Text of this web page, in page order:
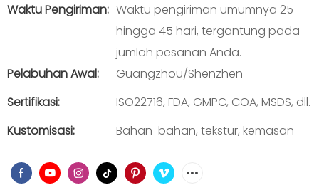
Waktu Pengiriman: Waktu pengiriman umumnya 25
hingga 45 hari, tergantung pada
jumlah pesanan Anda.
Pelabuhan Awal:
Guangzhou/Shenzhen
Sertifikasi:
ISO22716, FDA, GMPC, COA, MSDS, dll.
Kustomisasi:
Bahan-bahan, tekstur, kemasan